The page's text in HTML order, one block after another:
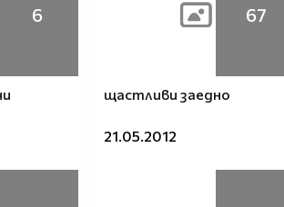
6 67
щастливи заедно
21.05.2012